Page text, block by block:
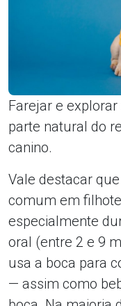
Farejar e
parte natural do
canino.
Vale destacar
comum em
especialmente
oral (entre 2 e 9
usa a boca para
— assim como